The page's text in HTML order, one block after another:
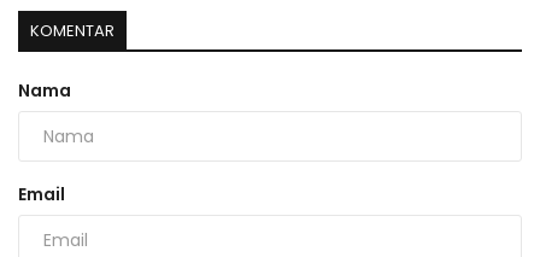
KOMENTAR
Nama
Email